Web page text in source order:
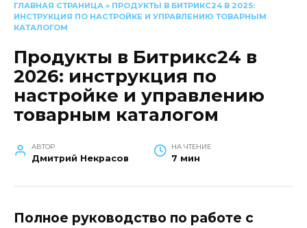
ГЛАВНАЯ СТРАНИЦА » ПРОДУКТЫ В БИТРИКС24 В 2025:
ИНСТРУКЦИЯ ПО НАСТРОЙКЕ И УПРАВЛЕНИЮ ТОВАРНЫМ
КАТАЛОГОМ
Продукты в Битрикс24 в
2026: инструкция по
настройке и управлению
товарным каталогом
АВТОР
Дмитрий Некрасов
НА ЧТЕНИЕ
7 мин
Полное руководство по работе с